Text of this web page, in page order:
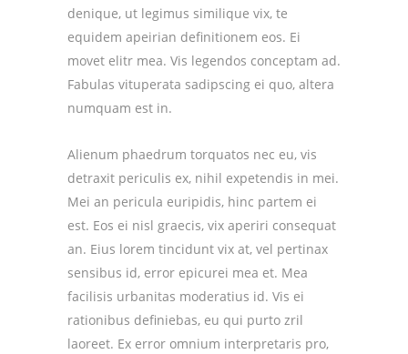
denique, ut legimus similique vix, te
equidem apeirian definitionem eos. Ei
movet elitr mea. Vis legendos conceptam ad.
Fabulas vituperata sadipscing ei quo, altera
numquam est in.
Alienum phaedrum torquatos nec eu, vis
detraxit periculis ex, nihil expetendis in mei.
Mei an pericula euripidis, hinc partem ei
est. Eos ei nisl graecis, vix aperiri consequat
an. Eius lorem tincidunt vix at, vel pertinax
sensibus id, error epicurei mea et. Mea
facilisis urbanitas moderatius id. Vis ei
rationibus definiebas, eu qui purto zril
laoreet. Ex error omnium interpretaris pro,